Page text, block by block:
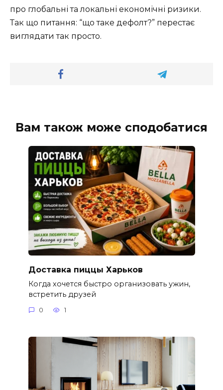
про глобальні та локальні економічні ризики.
Так що питання: “що таке дефолт?” перестає
виглядати так просто.
Вам також може сподобатися
Доставка пиццы Харьков
Когда хочется быстро организовать ужин,
встретить друзей
0 1